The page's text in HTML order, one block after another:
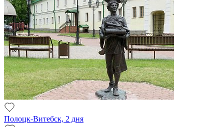
Полоцк-Витебск, 2 дня